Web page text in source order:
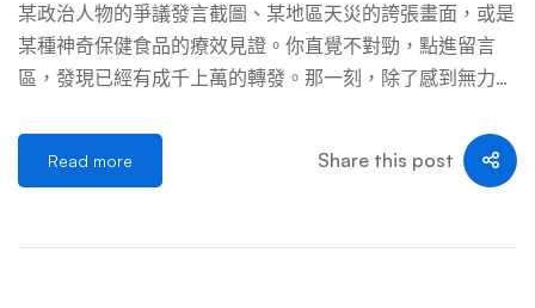
某政治人物的爭議發言截圖、某地區天災的誇張畫面，或是
某種神奇保健食品的療效見證。你直覺不對勁，點進留言
區，發現已經有成千上萬的轉發。那一刻，除了感到無力與
新聞（Fake News）與不實謠言（Misinformation）的傳播
速度堪比病毒。演算法往往獎勵高互動的內容，而聳動、煽
Read more Share this post